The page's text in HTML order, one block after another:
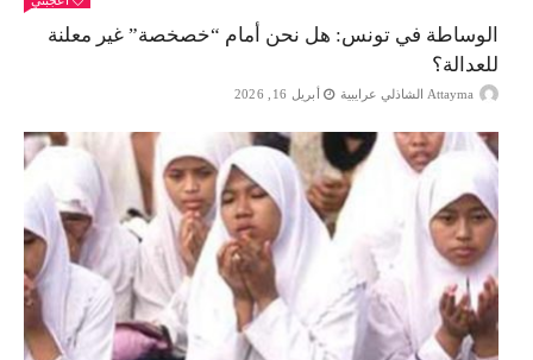
الوساطة في تونس: هل نحن أمام “خصخصة” غير معلنة
للعدالة؟
Attayma الشاذلي عرايبية أبريل 16, 2026